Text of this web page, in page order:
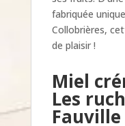
fabriquée
Collobrières,
de plaisir !
Miel
Les